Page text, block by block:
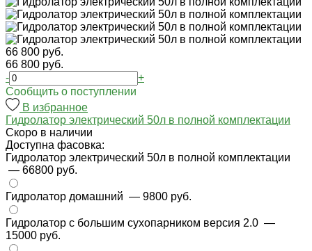
66 800 руб.
66 800 руб.
-
+
Cообщить о поступлении
В избранное
Гидролатор электрический 50л в полной комплектации
Cкоро в наличии
Доступна фасовка:
Гидролатор электрический 50л в полной комплектации
— 66800 руб.
Гидролатор домашний — 9800 руб.
Гидролатор с большим сухопарником версия 2.0 —
15000 руб.